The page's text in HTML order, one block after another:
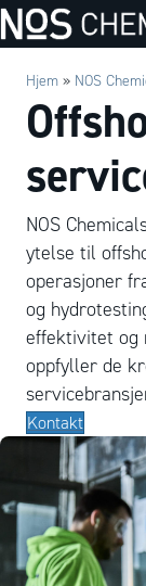
Hjem » NOS
NOS
ytelse til
operasjoner
og
effektivitet og
oppfyller de
Kontakt